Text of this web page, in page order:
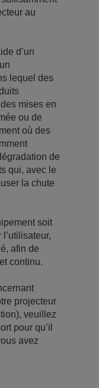
au
d’un
lequel des
mises en
ou de
où des
de
qui, avec le
la chute
soit
afin de
continu.
projecteur
veuillez
pour qu’il
avez